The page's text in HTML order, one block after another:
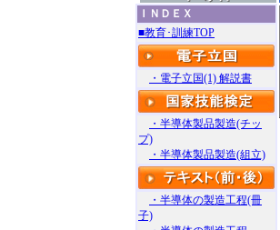
ＩＮＤＥＸ
■教育･訓練TOP
・電子立国(1) 解説書
・半導体製品製造(チッ
プ)
・半導体製品製造(組立)
・半導体の製造工程(冊
子)